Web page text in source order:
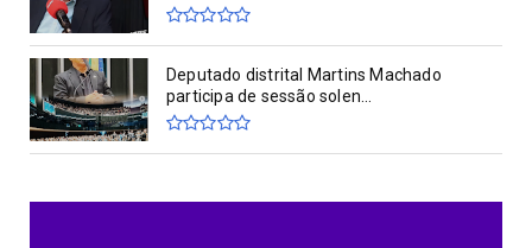
Deputado distrital Martins Machado
participa de sessão solen...